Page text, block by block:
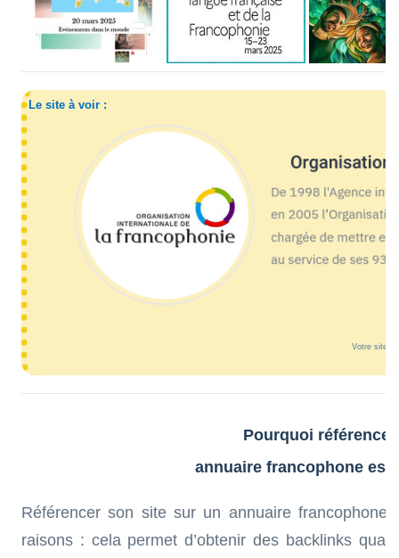
Le site à voir :
Votre site
Pourquoi
annuaire francophone est
Référencer son site sur un annuaire
raisons : cela permet d’obtenir des backlinks